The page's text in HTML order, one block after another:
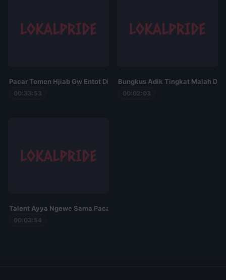
Pacar Temen Hjiab Gw Entot Di Sofa Dan Kasur Kos
00:33:53
Bungkus Adik Tingkat Malah
00:02:03
Talent Ayya Ngewe Sama Pacar di Rekam
00:03:54